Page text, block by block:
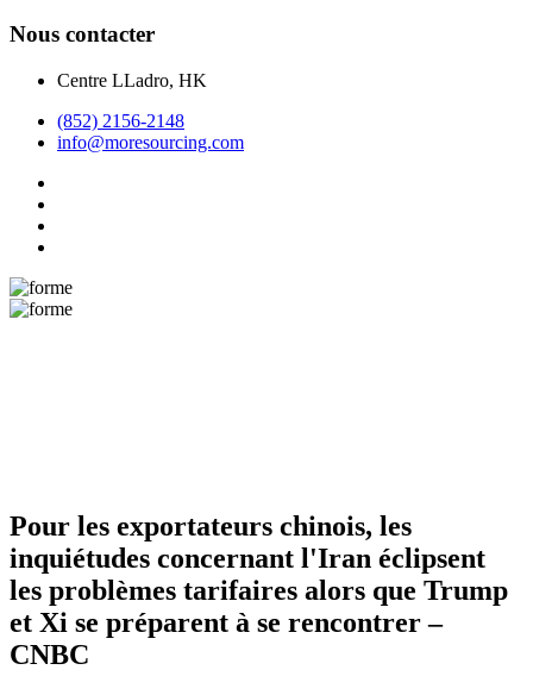
Nous contacter
Centre LLadro, HK
(852) 2156-2148
info@moresourcing.com
Pour les exportateurs chinois, les
inquiétudes concernant l'Iran éclipsent
les problèmes tarifaires alors que Trump
et Xi se préparent à se rencontrer –
CNBC